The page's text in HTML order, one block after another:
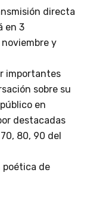
directa
en 3
y
importantes
sobre su
en
destacadas
80, 90 del
poética de